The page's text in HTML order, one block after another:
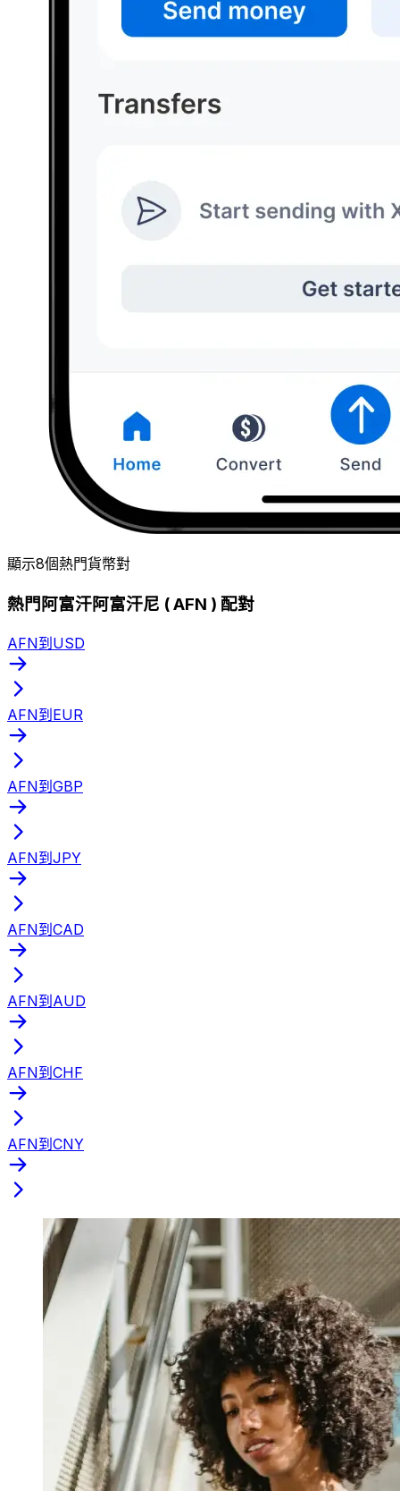
顯示8個熱門貨幣對
熱門阿富汗阿富汗尼 ( AFN ) 配對
AFN到USD
AFN到EUR
AFN到GBP
AFN到JPY
AFN到CAD
AFN到AUD
AFN到CHF
AFN到CNY